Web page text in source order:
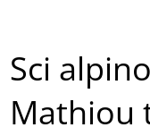
Sci
Mathiou